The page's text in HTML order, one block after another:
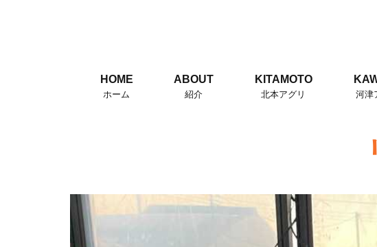
HOME
ホーム
ABOUT
紹介
KITAMOTO
北本アグリ 河津